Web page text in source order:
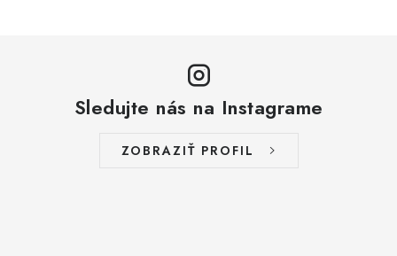
Sledujte nás na Instagrame
ZOBRAZIŤ PROFIL